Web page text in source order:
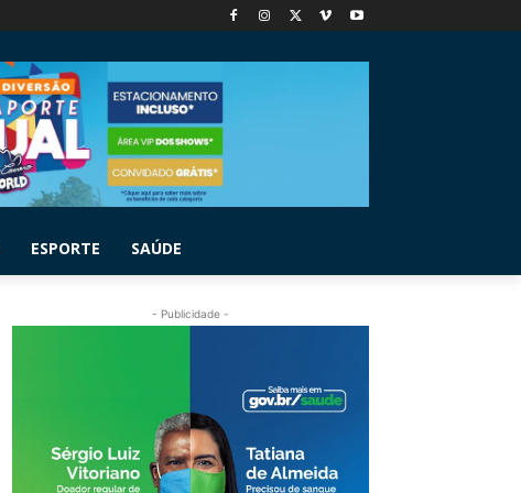
ESPORTE SAÚDE
- Publicidade -